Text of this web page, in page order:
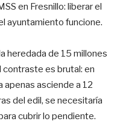
en Fresnillo: liberar el
ayuntamiento funcione.
heredada de 15 millones
es brutal: en
apenas asciende a 12
del edil, se necesitaría
cubrir lo pendiente.